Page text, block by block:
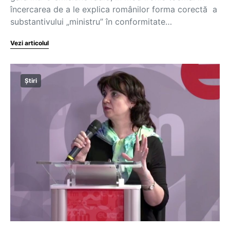
încercarea de a le explica românilor forma corectă a
substantivului „ministru” în conformitate…
Vezi articolul
Știri